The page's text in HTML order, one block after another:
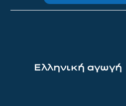
Ελληνική αγωγή